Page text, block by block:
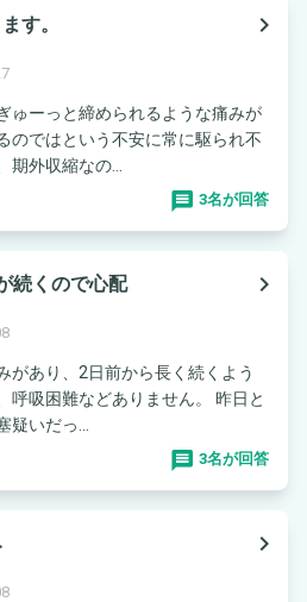
す。
navigate_next
ゅーっと締められるような痛みが
のではという不安に常に駆られ不
外収縮なの...
3名が回答
続くので心配
navigate_next
があり、2日前から長く続くよう
呼吸困難などありません。 昨日と
いだっ...
3名が回答
navigate_next